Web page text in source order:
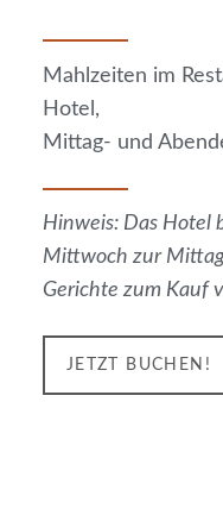
Mahlzeiten im
Hotel,
Mittag- und
Hinweis: Das Hotel
Mittwoch zur
Gerichte zum Kauf
JETZT BUCHEN!